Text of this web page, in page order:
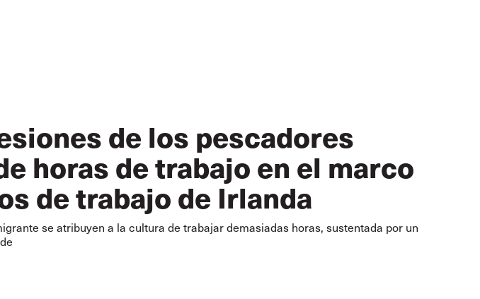
de los pescadores
horas de trabajo en el marco
de trabajo de Irlanda
se atribuyen a la cultura de trabajar demasiadas horas, sustentada por un